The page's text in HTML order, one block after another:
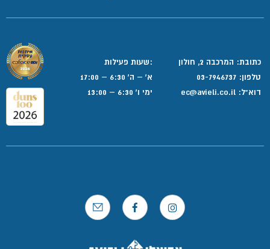
כתובת: המרכבה 2, חולון
טלפון: 03-7946737
דוא”ל:
:שעות פעילות
א' – ה' 6:30 – 17:00
ימי ו' 6:30 – 13:00